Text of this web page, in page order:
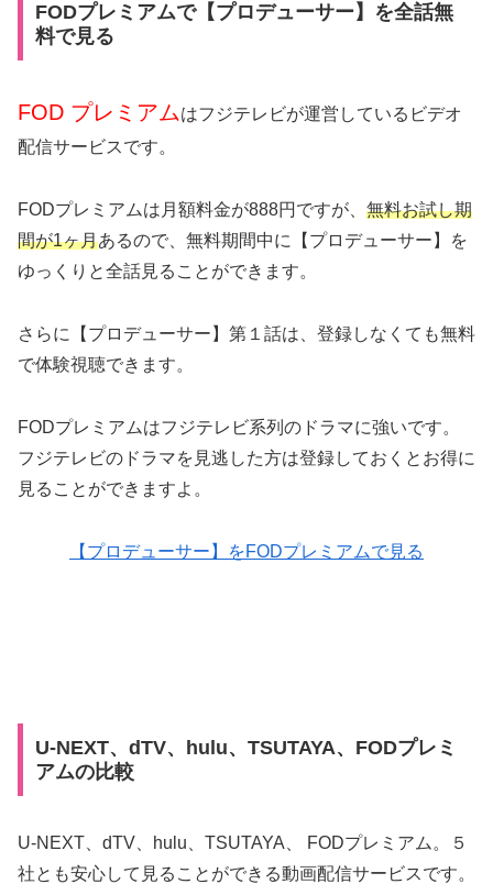
FODプレミアムで【プロデューサー】を全話無
料で見る
FOD プレミアムはフジテレビが運営しているビデオ
配信サービスです。
FODプレミアムは月額料金が888円ですが、 無料お試し期
間が1ヶ月あるので、無料期間中に【プロデューサー】を
ゆっくりと全話見ることができます。
さらに【プロデューサー】第１話は、登録しなくても無料
で体験視聴できます。
FODプレミアムはフジテレビ系列のドラマに強いです。
フジテレビのドラマを見逃した方は登録しておくとお得に
見ることができますよ。
【プロデューサー】をFODプレミアムで見る
U-NEXT、dTV、hulu、TSUTAYA、FODプレミ
アムの比較
U-NEXT、dTV、hulu、TSUTAYA、 FODプレミアム。５
社とも安心して見ることができる動画配信サービスです。